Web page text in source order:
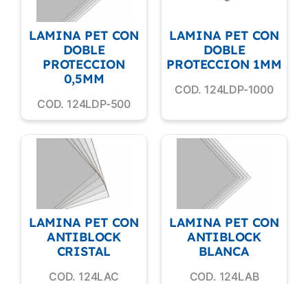
LAMINA PET CON
DOBLE
PROTECCION
0,5MM
COD. 124LDP-500
LAMINA PET CON
DOBLE
PROTECCION 1MM
COD. 124LDP-1000
LAMINA PET CON
ANTIBLOCK
CRISTAL
COD. 124LAC
LAMINA PET CON
ANTIBLOCK
BLANCA
COD. 124LAB